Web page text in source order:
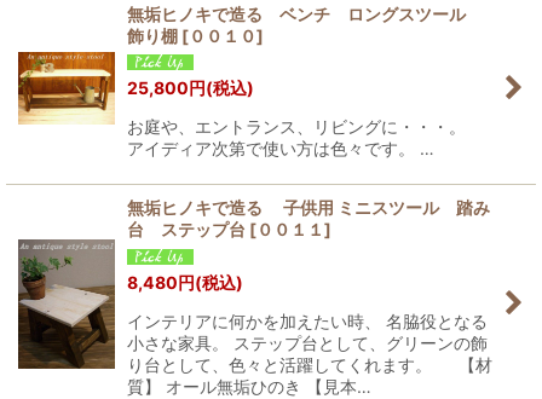
無垢ヒノキで造る ベンチ ロングスツール
飾り棚 [００１０]
25,800円(税込)
お庭や、エントランス、リビングに・・・。
アイディア次第で使い方は色々です。 …
無垢ヒノキで造る 子供用 ミニスツール 踏み
台 ステップ台 [００１１]
8,480円(税込)
インテリアに何かを加えたい時、 名脇役となる
小さな家具。 ステップ台として、グリーンの飾
り台として、色々と活躍してくれます。 【材
質】 オール無垢ひのき 【見本…